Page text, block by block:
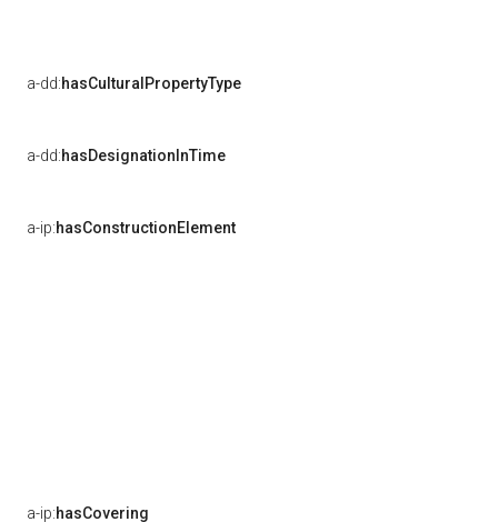
a-dd:hasCulturalPropertyType
a-dd:hasDesignationInTime
a-ip:hasConstructionElement
a-ip:hasCovering